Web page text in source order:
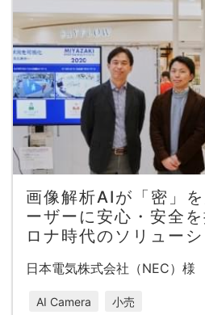
画像解析AIが「密」
ーザーに安心・安全
ロナ時代のソリュー
日本電気株式会社（NEC）様
AI Camera 小売